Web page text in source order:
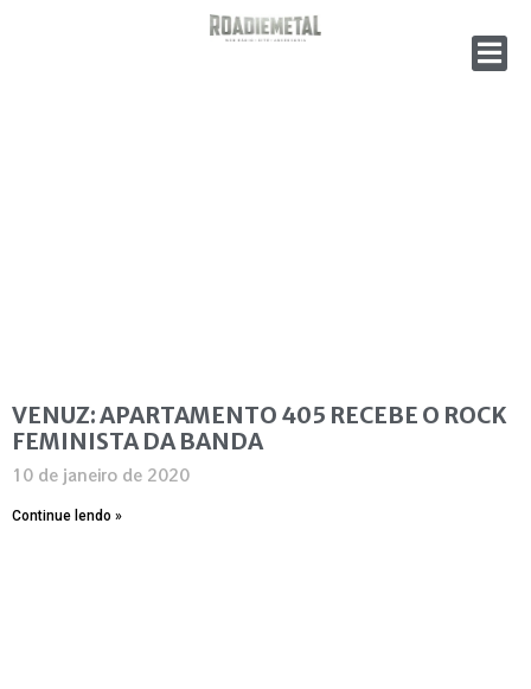
VENUZ: APARTAMENTO 405 RECEBE O ROCK
FEMINISTA DA BANDA
10 de janeiro de 2020
Continue lendo »